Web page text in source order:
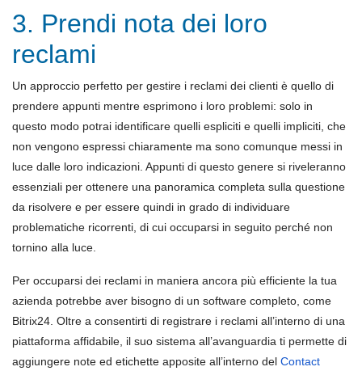
3. Prendi nota dei loro
reclami
Un approccio perfetto per gestire i reclami dei clienti è quello di
prendere appunti mentre esprimono i loro problemi: solo in
questo modo potrai identificare quelli espliciti e quelli impliciti, che
non vengono espressi chiaramente ma sono comunque messi in
luce dalle loro indicazioni. Appunti di questo genere si riveleranno
essenziali per ottenere una panoramica completa sulla questione
da risolvere e per essere quindi in grado di individuare
problematiche ricorrenti, di cui occuparsi in seguito perché non
tornino alla luce.
Per occuparsi dei reclami in maniera ancora più efficiente la tua
azienda potrebbe aver bisogno di un software completo, come
Bitrix24. Oltre a consentirti di registrare i reclami all’interno di una
piattaforma affidabile, il suo sistema all’avanguardia ti permette di
aggiungere note ed etichette apposite all’interno del Contact